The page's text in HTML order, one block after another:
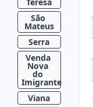
São
Mateus
Serra
Venda
Nova
do
Imigrante
Viana